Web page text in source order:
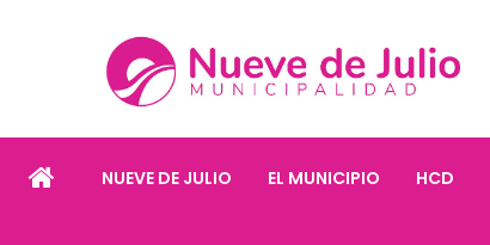
NUEVE DE JULIO EL MUNICIPIO HCD